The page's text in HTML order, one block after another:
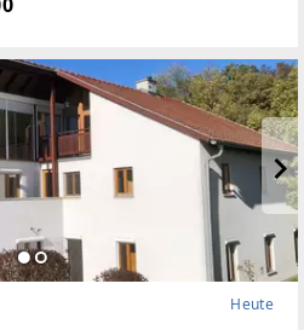
m²), sind süd-westlich
Heute